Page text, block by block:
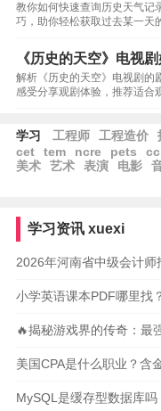
教你如何快速查询历史天气记
巧，助你轻松获取过去某一天
《历史的天空》电视
解析《历史的天空》电视剧的
感受分享观剧体验，推荐适合
学习 工程师 工程造价
cet
tem ncre pets
美术
艺术 表演 电影
学习资讯 xuexi
2026年河南省中级会计师
小学英语课本PDF哪里找
🔥揭秘游戏界的传奇：
美国CPA是什么职业？含
MySQL是缓存型数据库